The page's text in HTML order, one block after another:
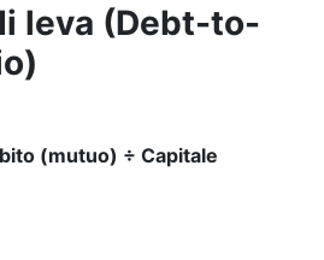
leva (Debt-to-
(mutuo) ÷ Capitale